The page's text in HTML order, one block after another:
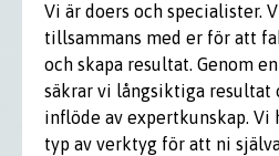
Vi är doers och specialister.
tillsammans med er för att
och skapa resultat. Genom
säkrar vi långsiktiga
inflöde av expertkunskap. Vi
typ av verktyg för att ni